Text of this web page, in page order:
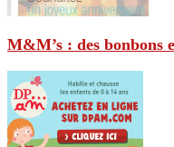
M&M’s : des bonbons